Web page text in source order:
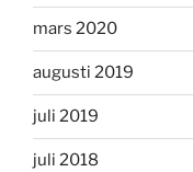
mars 2020
augusti 2019
juli 2019
juli 2018